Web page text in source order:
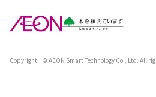
Copyright © AEON Smart Technology Co., Ltd. All